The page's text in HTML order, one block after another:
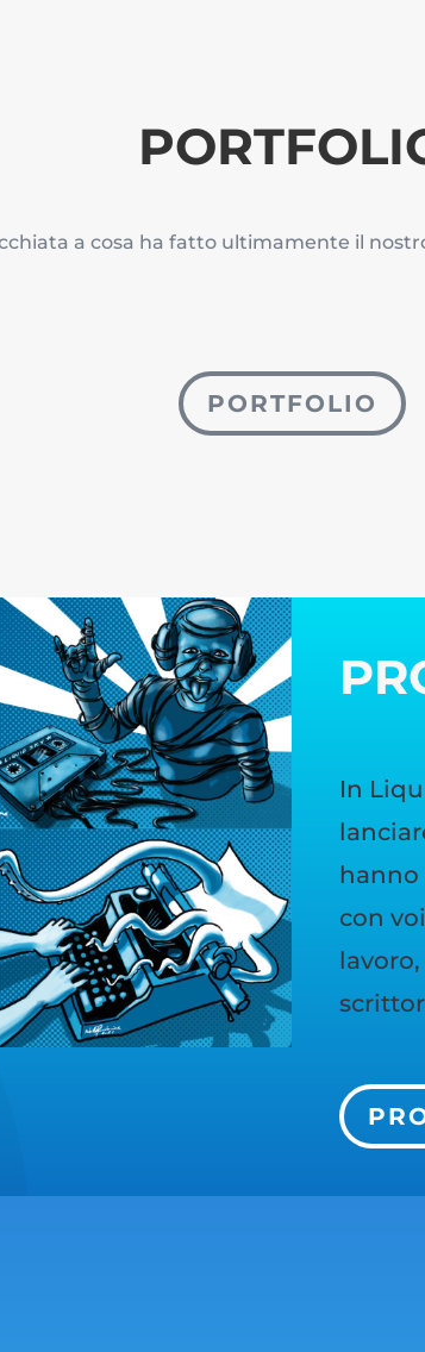
a cosa ha fatto ultimamente il
PORTFOLIO
In
hanno
con